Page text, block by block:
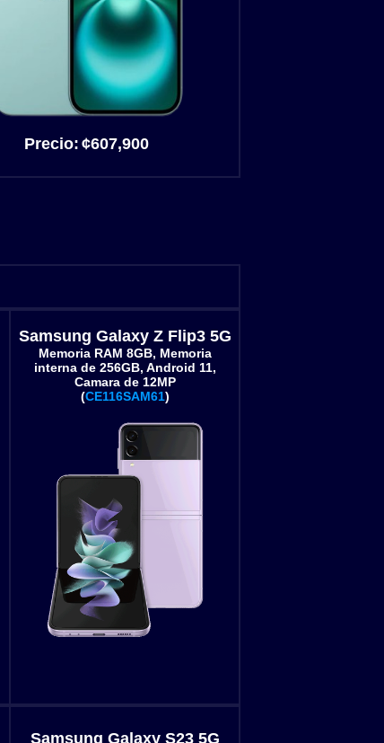
Precio: ¢607,900
Samsung Galaxy Z Flip3 5G
Memoria RAM 8GB, Memoria
interna de 256GB, Android 11,
Camara de 12MP
(CE116SAM61)
Samsung Galaxy S23 5G